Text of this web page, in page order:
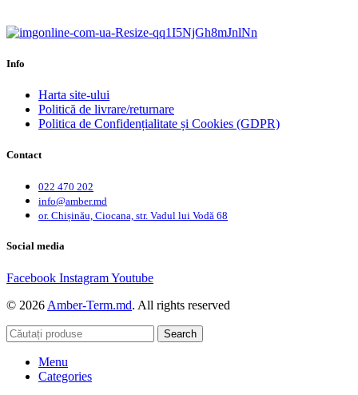
Info
Harta site-ului
Politică de livrare/returnare
Politica de Confidențialitate și Cookies (GDPR)
Contact
022 470 202
info@amber.md
or. Chișinău, Ciocana, str. Vadul lui Vodă 68
Social media
Facebook InstagramYoutube
© 2026 Amber-Term.md. All rights reserved
Search
Menu
Categories